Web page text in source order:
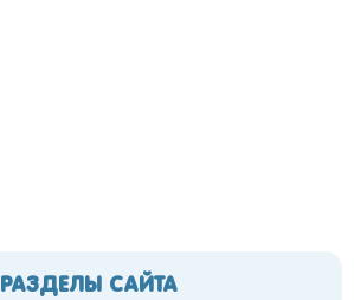
РАЗДЕЛЫ САЙТА